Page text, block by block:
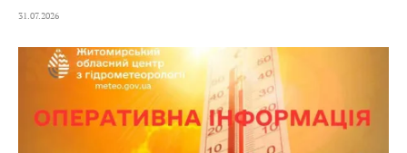
31.07.2026